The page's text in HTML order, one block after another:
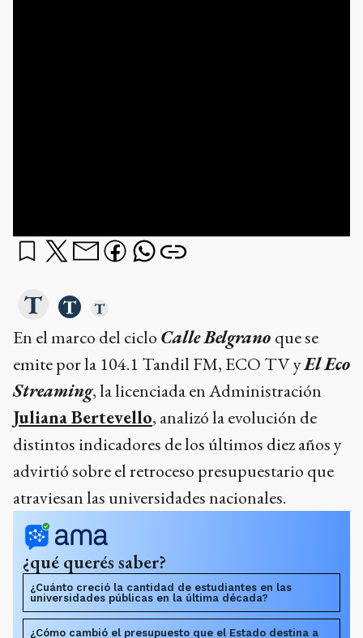
En el marco del ciclo Calle Belgrano que se
emite por la 104.1 Tandil FM, ECO TV yEl Eco
Streaming, la licenciada en Administración
Juliana Bertevello, analizó la evolución de
distintos indicadores de los últimos diez años y
advirtió sobre el retroceso presupuestario que
atraviesan las universidades nacionales.
¿qué querés saber?
¿Cuánto creció la cantidad de estudiantes en las
universidades públicas en la última década?
¿Cómo cambió el presupuesto que el Estado destina a